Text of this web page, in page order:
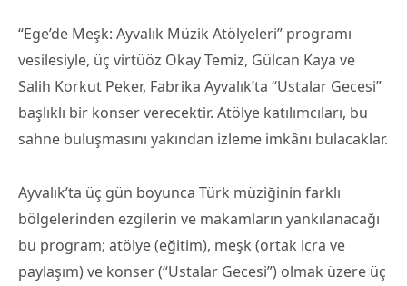
“Ege’de Meşk: Ayvalık Müzik Atölyeleri” programı
vesilesiyle, üç virtüöz Okay Temiz, Gülcan Kaya ve
Salih Korkut Peker, Fabrika Ayvalık’ta “Ustalar Gecesi”
başlıklı bir konser verecektir. Atölye katılımcıları, bu
sahne buluşmasını yakından izleme imkânı bulacaklar.
Ayvalık’ta üç gün boyunca Türk müziğinin farklı
bölgelerinden ezgilerin ve makamların yankılanacağı
bu program; atölye (eğitim), meşk (ortak icra ve
paylaşım) ve konser (“Ustalar Gecesi”) olmak üzere üç